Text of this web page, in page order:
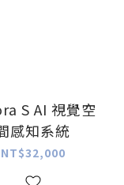
S AI 視覺空
感知系統
NT$32,000